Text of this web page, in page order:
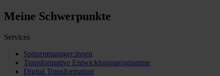
Meine Schwerpunkte
Services
Spitzenmanager:innen
Transformative Entwicklungsprogramme
Digital Transformation